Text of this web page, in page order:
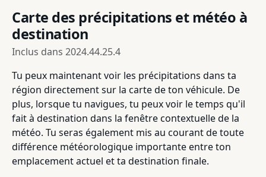
Carte des précipitations et météo à
destination
Inclus dans 2024.44.25.4
Tu peux maintenant voir les précipitations dans ta
région directement sur la carte de ton véhicule. De
plus, lorsque tu navigues, tu peux voir le temps qu'il
fait à destination dans la fenêtre contextuelle de la
météo. Tu seras également mis au courant de toute
différence météorologique importante entre ton
emplacement actuel et ta destination finale.